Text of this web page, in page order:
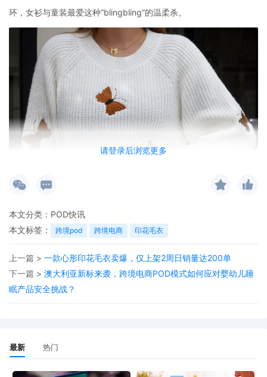
请登录后浏览更多
环，女衫与童装最爱这种“blingbling”的温柔杀。
2.数码喷墨
利用数码喷墨技术，将彩色墨水直接喷射到毛衣面料上，通过精确
本文分类： POD快讯
本文标签：
跨境pod 跨境电商 印花毛衣
上一篇 > 一款心形印花毛衣卖爆，仅上架2周日销量达200单
下一篇 > 澳大利亚新标来袭，跨境电商POD模式如何应对婴幼儿睡
眠产品安全挑战？
最新 热门